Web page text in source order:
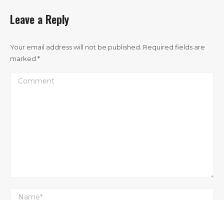
Leave a Reply
Your email address will not be published. Required fields are
marked *
Comment
Name *